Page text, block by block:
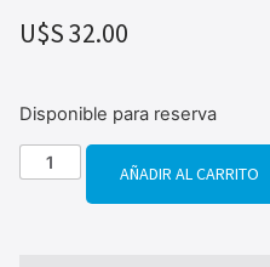
U$S32.00
Disponible para reserva
AÑADIR AL CARRITO